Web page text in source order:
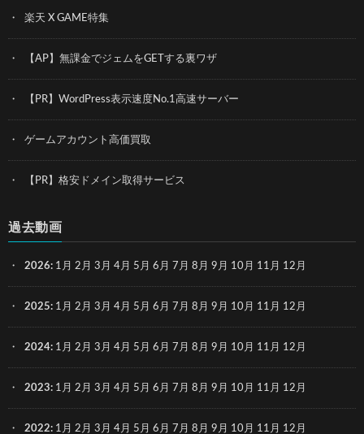
楽天 X GAME特集
【AP】無課金でジェムをGETする裏ワザ
【PR】WordPress表示速度No.1高速サーバー
ゲームアカウント高価買取
【PR】格安ドメイン取得サービス
過去動画
2026: 1月 2月 3月 4月 5月 6月 7月 8月 9月 10月 11月 12月
2025: 1月 2月 3月 4月 5月 6月 7月 8月 9月 10月 11月 12月
2024: 1月 2月 3月 4月 5月 6月 7月 8月 9月 10月 11月 12月
2023: 1月 2月 3月 4月 5月 6月 7月 8月 9月 10月 11月 12月
2022: 1月 2月 3月 4月 5月 6月 7月 8月 9月 10月 11月 12月